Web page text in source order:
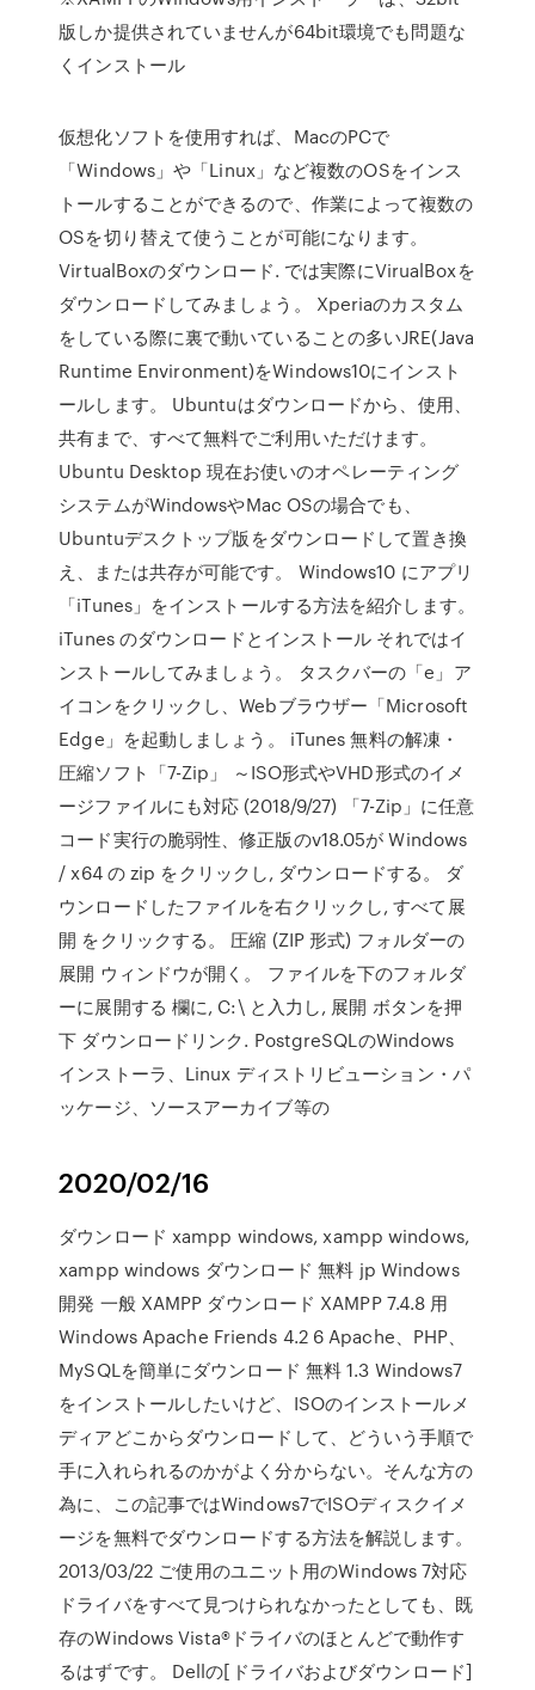
版しか提供されていませんが64bit環境でも問題な
くインストール
仮想化ソフトを使用すれば、MacのPCで
「Windows」や「Linux」など複数のOSをインス
トールすることができるので、作業によって複数の
OSを切り替えて使うことが可能になります。
VirtualBoxのダウンロード. では実際にVirualBoxを
ダウンロードしてみましょう。 Xperiaのカスタム
をしている際に裏で動いていることの多いJRE(Java
Runtime Environment)をWindows10にインスト
ールします。 Ubuntuはダウンロードから、使用、
共有まで、すべて無料でご利用いただけます。
Ubuntu Desktop 現在お使いのオペレーティング
システムがWindowsやMac OSの場合でも、
Ubuntuデスクトップ版をダウンロードして置き換
え、または共存が可能です。 Windows10 にアプリ
「iTunes」をインストールする方法を紹介します。
iTunes のダウンロードとインストール それではイ
ンストールしてみましょう。 タスクバーの「e」ア
イコンをクリックし、Webブラウザー「Microsoft
Edge」を起動しましょう。 iTunes 無料の解凍・
圧縮ソフト「7-Zip」 ～ISO形式やVHD形式のイメ
ージファイルにも対応 (2018/9/27) 「7-Zip」に任意
コード実行の脆弱性、修正版のv18.05が Windows
/ x64 の zip をクリックし, ダウンロードする。 ダ
ウンロードしたファイルを右クリックし, すべて展
開 をクリックする。 圧縮 (ZIP 形式) フォルダーの
展開 ウィンドウが開く。 ファイルを下のフォルダ
ーに展開する 欄に, C:\ と入力し, 展開 ボタンを押
下 ダウンロードリンク. PostgreSQLのWindows
インストーラ、Linux ディストリビューション・パ
ッケージ、ソースアーカイブ等の
2020/02/16
ダウンロード xampp windows, xampp windows,
xampp windows ダウンロード 無料 jp Windows
開発 一般 XAMPP ダウンロード XAMPP 7.4.8 用
Windows Apache Friends 4.2 6 Apache、PHP、
MySQLを簡単にダウンロード 無料 1.3 Windows7
をインストールしたいけど、ISOのインストールメ
ディアどこからダウンロードして、どういう手順で
手に入れられるのかがよく分からない。そんな方の
為に、この記事ではWindows7でISOディスクイメ
ージを無料でダウンロードする方法を解説します。
2013/03/22 ご使用のユニット用のWindows 7対応
ドライバをすべて見つけられなかったとしても、既
存のWindows Vista®ドライバのほとんどで動作す
るはずです。 Dellの[ドライバおよびダウンロード]